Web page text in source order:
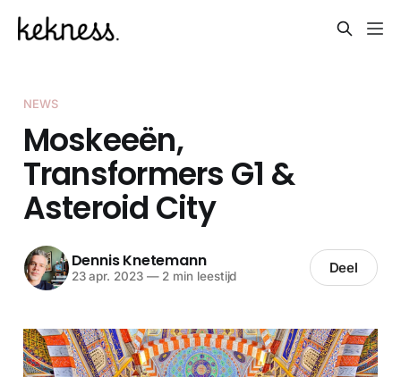
NEWS
Moskeeën,
Transformers G1 &
Asteroid City
Dennis Knetemann
23 apr. 2023 —2 min leestijd Deel